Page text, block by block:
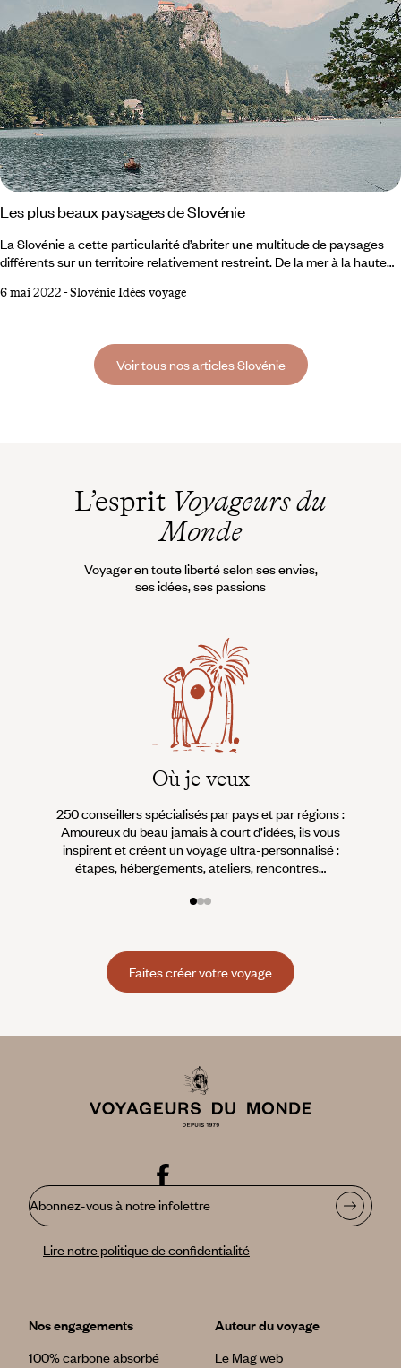
Les plus beaux paysages de Slovénie
La Slovénie a cette particularité d’abriter une multitude de paysages
différents sur un territoire relativement restreint. De la mer à la haute
ce petit pays mêle décors à grand spectacle et recoins bucoliques.
6 mai 2022-Slovénie Idées voyage
Voir tous nos articles Slovénie
L’esprit Voyageurs du
Monde
Voyager en toute liberté selon ses envies,
ses idées, ses passions
Où je veux
250 conseillers spécialisés par pays et par régions :
Amoureux du beau jamais à court d’idées, ils vous
inspirent et créent un voyage ultra-personnalisé :
étapes, hébergements, ateliers, rencontres…
Faites créer votre voyage
Abonnez-vous à notre infolettre
Lire notre politique de confidentialité
Nos engagements
100% carbone absorbé
Autour du voyage
Le Mag web